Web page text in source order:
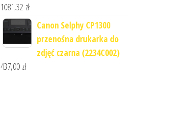
1081,32 zł
Canon Selphy CP1300
przenośna drukarka do
zdjęć czarna (2234C002)
437,00 zł